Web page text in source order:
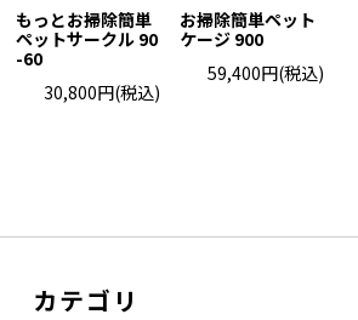
ュニケ
タイヤ素材で大満足の噛みごた
えです。
もっとお掃除簡単
ペットサークル 90
-60
30,800円(税込)
お掃除簡単ペット
ケージ 900
59,400円(税込)
カテゴリ